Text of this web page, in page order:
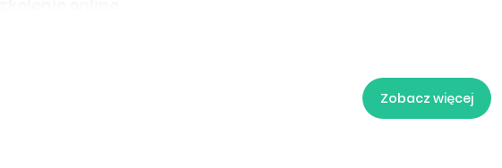
Zdalne rozprawy przed KIO – co się zmieni w marcu 2026 r. i jak
zamawiający ma działać skutecznie - szkolenie online
Zobacz więcej